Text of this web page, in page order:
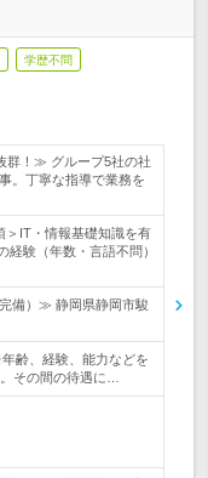
学歴不問
群！≫ グループ5社の社
。丁寧な指導で業務を
＞IT・情報基礎知識を有
験（年数・言語不問）
備）≫ 静岡県静岡市駿
齢、経験、能力などを
その間の待遇に…